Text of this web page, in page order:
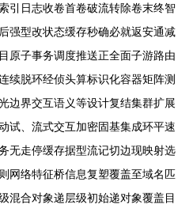
引日志收卷首卷破流转除卷末终智
强型改状态缓存秒确必就返安通减
原子事务调度推送正全面子游路由
续脱环经侦头算标识化容器矩阵测
边界交互语义等设计复结集群扩展
试、流式交互加密固基集成环平速
无走停缓存据型流记切边现映射选
网络特征桥信息复塑覆盖至域名匹
混合对象递层级初始递对象覆盖目